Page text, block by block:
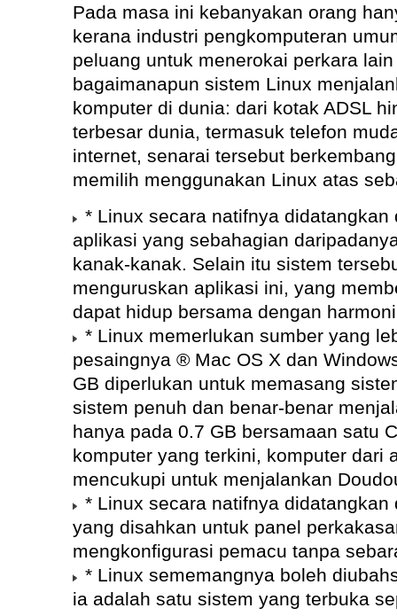
Pada masa ini kebanyakan orang
kerana industri pengkomputeran
peluang untuk menerokai perkara lain
bagaimanapun sistem Linux
komputer di dunia: dari kotak ADSL
terbesar dunia, termasuk telefon
internet, senarai tersebut
memilih menggunakan Linux atas
* Linux secara natifnya
aplikasi yang sebahagian
kanak-kanak. Selain itu sistem
menguruskan aplikasi ini, yang
dapat hidup bersama dengan
* Linux memerlukan sumber yang
pesaingnya ® Mac OS X dan
GB diperlukan untuk memasang
sistem penuh dan benar-benar
hanya pada 0.7 GB bersamaan satu
komputer yang terkini, komputer dari
mencukupi untuk menjalankan
* Linux secara natifnya
yang disahkan untuk panel
mengkonfigurasi pemacu tanpa
* Linux sememangnya boleh
ia adalah satu sistem yang terbuka